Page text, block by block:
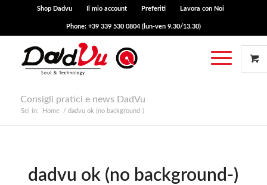
Shop Dadvu Il mio account Preferiti Lavora con Noi
Phone: +39 339 530 0804 (lun-ven 9.30/13.30)
Consigli pratici e news DadVu
Sei in: Home / dadvu ok (no background-)
dadvu ok (no background-)